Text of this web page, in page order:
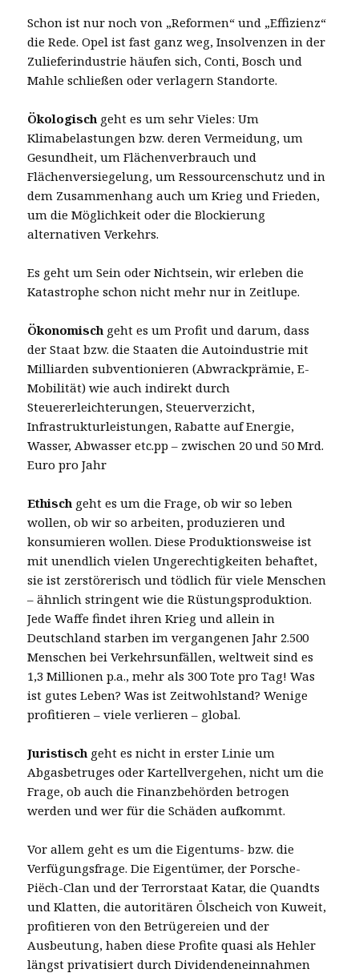
Schon ist nur noch von „Reformen“ und „Effizienz“
die Rede. Opel ist fast ganz weg, Insolvenzen in der
Zulieferindustrie häufen sich, Conti, Bosch und
Mahle schließen oder verlagern Standorte.
Ökologisch geht es um sehr Vieles: Um
Klimabelastungen bzw. deren Vermeidung, um
Gesundheit, um Flächenverbrauch und
Flächenversiegelung, um Ressourcenschutz und in
dem Zusammenhang auch um Krieg und Frieden,
um die Möglichkeit oder die Blockierung
alternativen Verkehrs.
Es geht um Sein oder Nichtsein, wir erleben die
Katastrophe schon nicht mehr nur in Zeitlupe.
Ökonomisch geht es um Profit und darum, dass
der Staat bzw. die Staaten die Autoindustrie mit
Milliarden subventionieren (Abwrackprämie, E-
Mobilität) wie auch indirekt durch
Steuererleichterungen, Steuerverzicht,
Infrastrukturleistungen, Rabatte auf Energie,
Wasser, Abwasser etc.pp – zwischen 20 und 50 Mrd.
Euro pro Jahr
Ethisch geht es um die Frage, ob wir so leben
wollen, ob wir so arbeiten, produzieren und
konsumieren wollen. Diese Produktionsweise ist
mit unendlich vielen Ungerechtigkeiten behaftet,
sie ist zerstörerisch und tödlich für viele Menschen
– ähnlich stringent wie die Rüstungsproduktion.
Jede Waffe findet ihren Krieg und allein in
Deutschland starben im vergangenen Jahr 2.500
Menschen bei Verkehrsunfällen, weltweit sind es
1,3 Millionen p.a., mehr als 300 Tote pro Tag! Was
ist gutes Leben? Was ist Zeitwohlstand? Wenige
profitieren – viele verlieren – global.
Juristisch geht es nicht in erster Linie um
Abgasbetruges oder Kartellvergehen, nicht um die
Frage, ob auch die Finanzbehörden betrogen
werden und wer für die Schäden aufkommt.
Vor allem geht es um die Eigentums- bzw. die
Verfügungsfrage. Die Eigentümer, der Porsche-
Piëch-Clan und der Terrorstaat Katar, die Quandts
und Klatten, die autoritären Ölscheich von Kuweit,
profitieren von den Betrügereien und der
Ausbeutung, haben diese Profite quasi als Hehler
längst privatisiert durch Dividendeneinnahmen